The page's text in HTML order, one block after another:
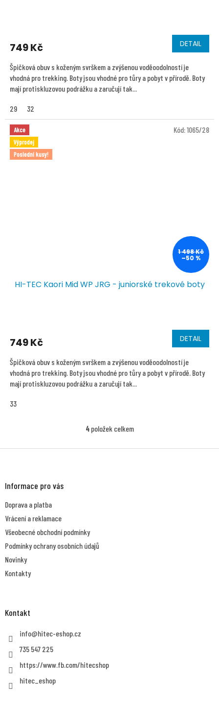
749 Kč DETAIL
Špičková obuv s koženým svrškem a zvýšenou voděoodolností je
vhodná pro trekking. Boty jsou vhodné pro tůry a pobyt v přírodě. Boty
mají protiskluzovou podrážku a zaručují tak...
29 32
Akce
Výprodej
Poslední kusy!
1 498 Kč
–50 %
HI-TEC Kaori Mid WP JRG - juniorské trekové boty
749 Kč DETAIL
Špičková obuv s koženým svrškem a zvýšenou voděoodolností je
vhodná pro trekking. Boty jsou vhodné pro tůry a pobyt v přírodě. Boty
mají protiskluzovou podrážku a zaručují tak...
33
Kód:1065/28
O
l
4položek celkem
Informace pro vás
Doprava a platba
Vrácení a reklamace
Všeobecné obchodní podmínky
Podmínky ochrany osobních údajů
Novinky
Kontakty
Kontakt
info@hitec-eshop.cz
735 547 225
https://www.fb.com/hitecshop
hitec_eshop